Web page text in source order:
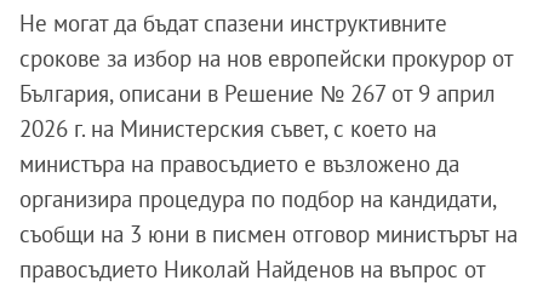
Не могат да бъдат спазени инструктивните
срокове за избор на нов европейски прокурор от
България, описани в Решение № 267 от 9 април
2026 г. на Министерския съвет, с което на
министъра на правосъдието е възложено да
организира процедура по подбор на кандидати,
съобщи на 3 юни в писмен отговор министърът на
правосъдието Николай Найденов на въпрос от